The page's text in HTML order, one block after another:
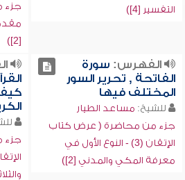
التفسير [4])
جزء
[2])
الفهرس: سورة
الفاتحة , تحرير السور
المختلف فيها
للشيخ: مساعد الطيار
جزء من محاضرة ( عرض كتاب
الإتقان (3) - النوع الأول في
معرفة المكي والمدني [2])
جزء